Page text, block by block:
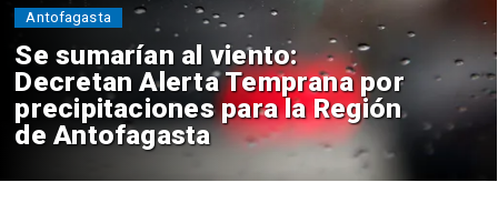
Se sumarían al viento:
Decretan Alerta Temprana por
precipitaciones para la Región
de Antofagasta
Antofagasta